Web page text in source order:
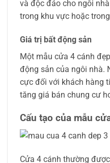
và độc đáo cho ngôi
trong khu vực hoặc
Giá trị bất động sản
Một mẫu cửa 4 cánh
động sản của ngôi nhà.
cực đối với khách hàng
tăng giá bán chung cư
Cấu tạo của mẫu
Cửa 4 cánh thường